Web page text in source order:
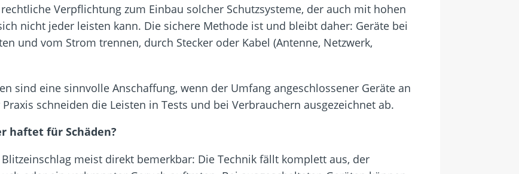
Verpflichtung zum Einbau solcher Schutzsysteme, der auch mit hohen
nicht jeder leisten kann. Die sichere Methode ist und bleibt daher: Geräte bei
und vom Strom trennen, durch Stecker oder Kabel (Antenne, Netzwerk,
sind eine sinnvolle Anschaffung, wenn der Umfang angeschlossener Geräte an
schneiden die Leisten in Tests und bei Verbrauchern ausgezeichnet ab.
haftet für Schäden?
meist direkt bemerkbar: Die Technik fällt komplett aus, der